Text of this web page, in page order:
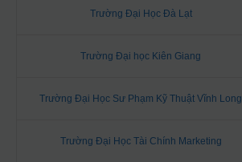
Trường Đại Học Đà Lạt
Trường Đại học Kiên Giang
Trường Đại Học Sư Phạm Kỹ Thuật Vĩnh Long
Trường Đại Học Tài Chính Marketing